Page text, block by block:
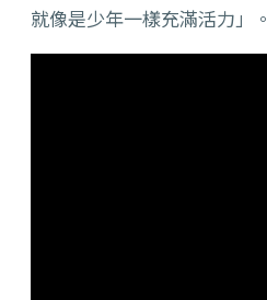
就像是少年一樣充滿活力」。